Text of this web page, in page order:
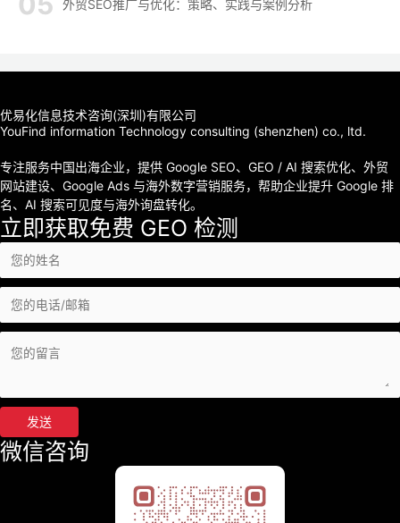
外贸SEO推广与优化：策略、实践与案例分析
优易化信息技术咨询(深圳)有限公司
YouFind information Technology consulting (shenzhen) co., ltd.
专注服务中国出海企业，提供 Google SEO、GEO / AI 搜索优化、外贸
网站建设、Google Ads 与海外数字营销服务，帮助企业提升 Google 排
名、AI 搜索可见度与海外询盘转化。
立即获取免费 GEO 检测
发送
微信咨询